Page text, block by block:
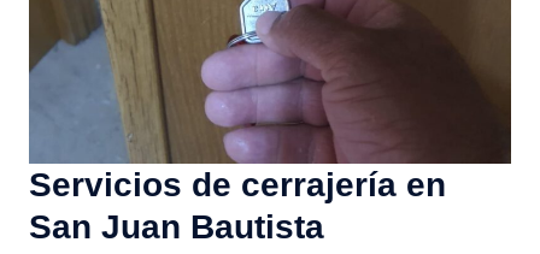
Servicios de cerrajería en
San Juan Bautista